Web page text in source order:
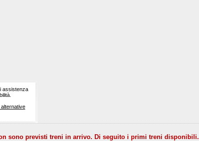
assistenza
sono previsti treni in arrivo. Di seguito i primi treni disponibili.